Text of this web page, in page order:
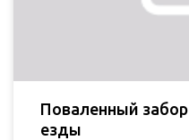
Поваленный
езды